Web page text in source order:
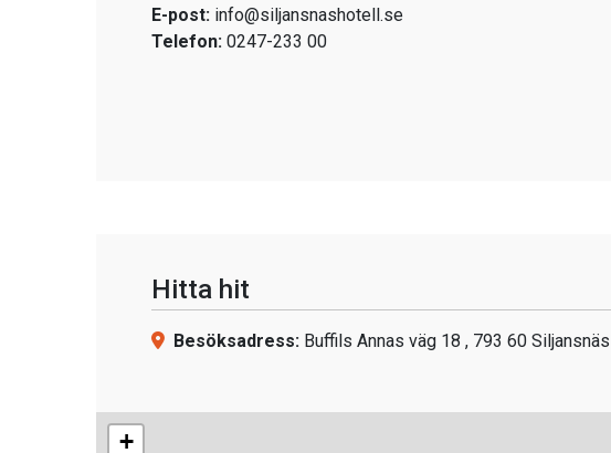
E-post: info@siljansnashotell.se
Telefon: 0247-233 00
Hitta hit
Besöksadress: Buffils Annas väg 18 , 793 60 Siljansnäs
+